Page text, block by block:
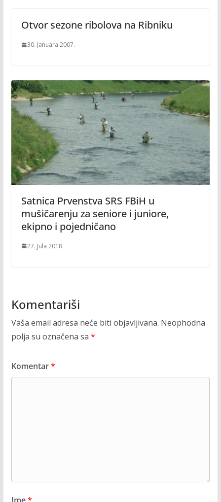
Otvor sezone ribolova na Ribniku
30. Januara 2007.
Satnica Prvenstva SRS FBiH u
mušičarenju za seniore i juniore,
ekipno i pojedničano
27. Jula 2018.
Komentariši
Vaša email adresa neće biti objavljivana. Neophodna
polja su označena sa *
Komentar*
Ime*